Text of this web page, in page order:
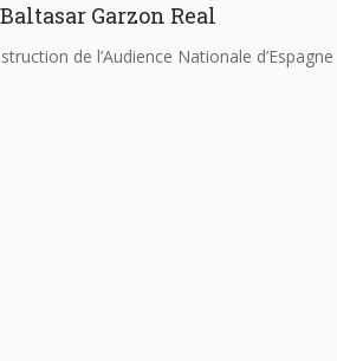
Baltasar Garzon Real
de l’Audience Nationale d’Espagne